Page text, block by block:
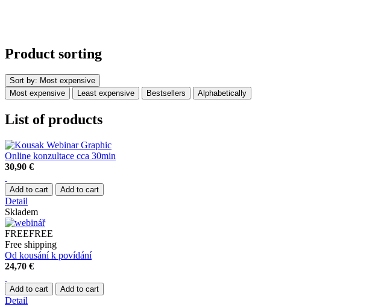
Product sorting
Sort by: Most expensive
Most expensive
Least expensive Bestsellers Alphabetically
List of products
Online konzultace cca 30min
30,90 €
Add to cart Add to cart
Detail
Skladem
FREEFREE
Free shipping
Od kousání k povídání
24,70 €
Add to cart Add to cart
Detail